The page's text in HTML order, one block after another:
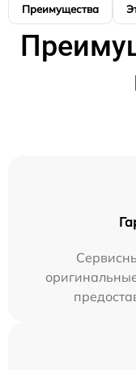
Преимущества